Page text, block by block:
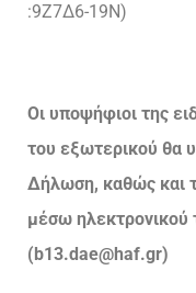
:9Ζ7Δ6-19Ν)
Oι υποψήφιοι της
του εξωτερικού θα
Δήλωση, καθώς και
μέσω ηλεκτρονικού
(b13.dae@haf.gr)